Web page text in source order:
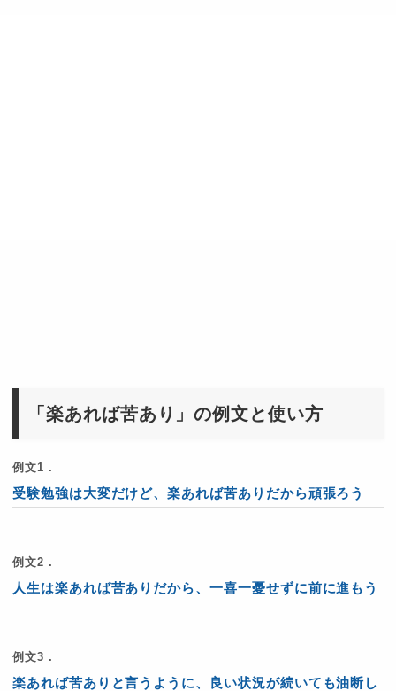
「楽あれば苦あり」の例文と使い方
例文1．
受験勉強は大変だけど、楽あれば苦ありだから頑張ろう
例文2．
人生は楽あれば苦ありだから、一喜一憂せずに前に進もう
例文3．
楽あれば苦ありと言うように、良い状況が続いても油断し